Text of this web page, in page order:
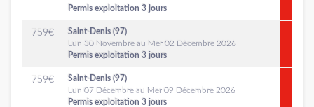
Permis exploitation 3 jours
759€
Saint-Denis (97)
Lun 30 Novembre au Mer 02 Décembre 2026
Permis exploitation 3 jours
759€
Saint-Denis (97)
Lun 07 Décembre au Mer 09 Décembre 2026
Permis exploitation 3 jours